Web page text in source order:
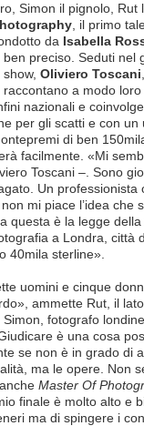
Prima
Fotografia
/
Simon il pignolo,
, il primo
da Isabella
ben preciso. Seduti nel
Oliviero Toscani
raccontano a modo
nazionali e
per gli scatti e con un
di ben
facilmente. «Mi
Toscani –. Sono
Un
mi piace l’idea che
questa è la legge
a Londra, città
40mila sterline».
uomini e cinque
ammette Rut, il
fotografo
è una cosa
se non è in grado di
ma le opere. Non
Master Of
finale è molto alto e
ma di spingere i